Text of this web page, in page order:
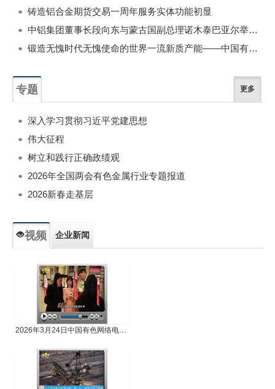
铸造铝合金期货交易一周年服务实体功能初显
中铝集团董事长段向东与蒙古国副总理诺木泰巴亚尔举行会谈
锻造无愧时代无愧使命的世界一流新质产能——中国有色金属工业的战略应对与破局之道（二）
专题 更多
深入学习贯彻习近平党建思想
伟大征程
树立和践行正确政绩观
2026年全国两会有色金属行业专题报道
2026新春走基层
视频 企业新闻
2026年3月24日中国有色网络电视新闻